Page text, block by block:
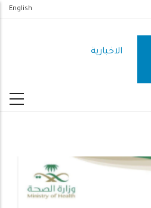
English
الاخبارية